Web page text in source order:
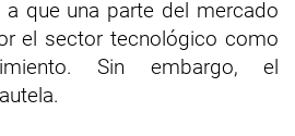
que una parte del mercado
el sector tecnológico como
Sin embargo, el